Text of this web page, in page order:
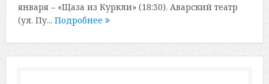
января – «Щаза из Куркли» (18:30). Аварский театр
(ул. Пу... Подробнее